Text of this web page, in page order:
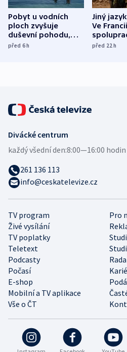
Pobyt u vodních
ploch zvyšuje
duševní pohodu,
ukázala
před 6h
Jiný
Ve Francii
různých
před 22h
TV program
Pro
Živé vysílání
TV poplatky
Teletext
Podcasty
Počasí
E-shop
Mobilní a TV aplikace
Vše o ČT
Divácké centrum
každý všední den:8:00—16:00 hodin
261 136 113
info@ceskatelevize.cz